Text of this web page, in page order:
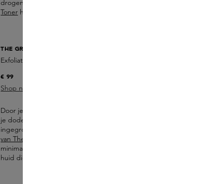
drogen, terwijl de
Toner helpt de huid fris en comfortabel te houden.
THE GREY SKINCARE
Exfoliating Toning Pads
€ 99
Shop nu
Door je huid één tot drie keer per week te exfoliëren verwijder
je dode huidcellen, houd je poriën schoon en help je
ingegroeide haartjes voorkomen. De
van The Grey
minimale moeite, terwijl de
huid diep te reinigen.